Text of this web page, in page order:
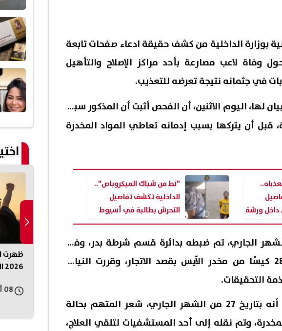
بوزارة الداخلية من كشف حقيقة ادعاء صفحات تابعة
وفاة لاعب مصارعة بأحد مراكز الإصلاح والتأهيل
في جثمانه نتيجة تعرضه للتعذيب.
لها، اليوم الاثنين، أن الفحص أثبت أن المذكور سبق
قبل أن يتركها بسبب إدمانه تعاطي المواد المخدرة
داخل ورشة
"نط من شباك الميكروباص"..
الداخلية تكشف تفاصيل
التحرش بطالبة في أسيوط
بتاريخ 12 من الشهر الجاري، تم ضبطه بدائرة قسم شرطة بدر، وفق
إجراءات قانونية، وبحوزته 28 كيسًا من مخدر الآيس بقصد الاتجار، وقررت النيابة
التحقيقات.
وأشارت وزارة الداخلية إلى أنه بتاريخ 27 من الشهر الجاري، شعر المتهم بحالة
وتم نقله إلى أحد المستشفيات لتلقي العلاج،
الأبراج اليوم.. انفراجة مالية
أسعار الأرز اليوم السبت.. كم سجل
سعر الكيلو والطن؟
ظهرت
2026 الدور الثاني محافظة الشرقية